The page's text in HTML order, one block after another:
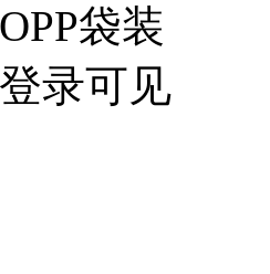
袋装
登录可见